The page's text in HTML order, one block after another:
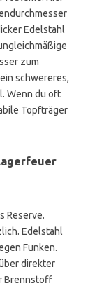
Edelstahl
zum
schwereres,
Wenn du oft
Topfträger
Reserve.
Edelstahl
Funken.
direkter
Brennstoff